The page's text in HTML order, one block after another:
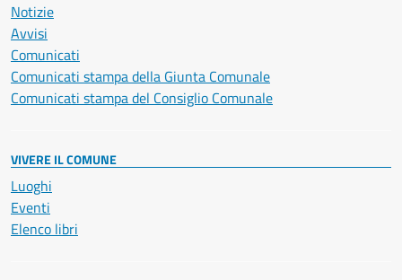
Notizie
Avvisi
Comunicati
Comunicati stampa della Giunta Comunale
Comunicati stampa del Consiglio Comunale
VIVERE IL COMUNE
Luoghi
Eventi
Elenco libri